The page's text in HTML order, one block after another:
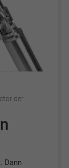
der
Dann